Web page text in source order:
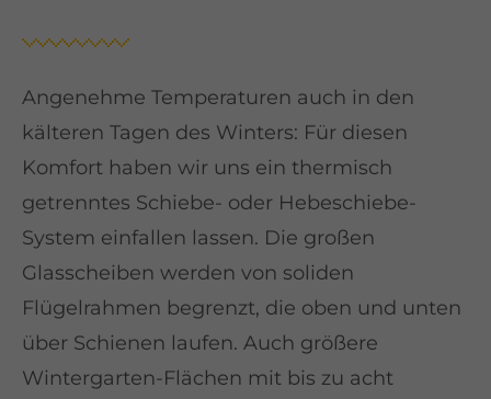
Angenehme Temperaturen auch in den
kälteren Tagen des Winters: Für diesen
Komfort haben wir uns ein thermisch
getrenntes Schiebe- oder Hebeschiebe-
System einfallen lassen. Die großen
Glasscheiben werden von soliden
Flügelrahmen begrenzt, die oben und unten
über Schienen laufen. Auch größere
Wintergarten-Flächen mit bis zu acht